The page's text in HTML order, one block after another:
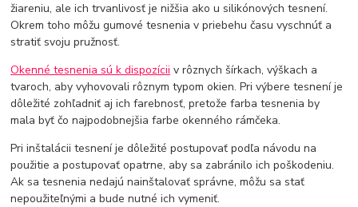
žiareniu, ale ich trvanlivosť je nižšia ako u silikónových tesnení.
Okrem toho môžu gumové tesnenia v priebehu času vyschnúť a
stratiť svoju pružnosť.
Okenné tesnenia sú k dispozícii v rôznych šírkach, výškach a
tvaroch, aby vyhovovali rôznym typom okien. Pri výbere tesnení je
dôležité zohľadniť aj ich farebnosť, pretože farba tesnenia by
mala byť čo najpodobnejšia farbe okenného rámčeka.
Pri inštalácii tesnení je dôležité postupovať podľa návodu na
použitie a postupovať opatrne, aby sa zabránilo ich poškodeniu.
Ak sa tesnenia nedajú nainštalovať správne, môžu sa stať
nepoužiteľnými a bude nutné ich vymeniť.